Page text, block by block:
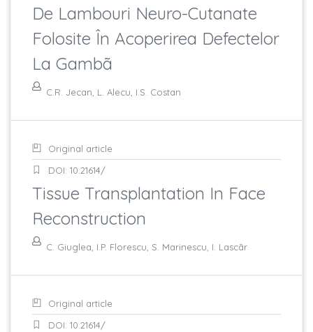
De Lambouri Neuro-Cutanate
Folosite În Acoperirea Defectelor
La Gambã
C.R. Jecan, L. Alecu, I.S. Costan
Original article
DOI: 10.21614/
Tissue Transplantation In Face
Reconstruction
C. Giuglea, I.P. Florescu, S. Marinescu, I. Lascãr
Original article
DOI: 10.21614/